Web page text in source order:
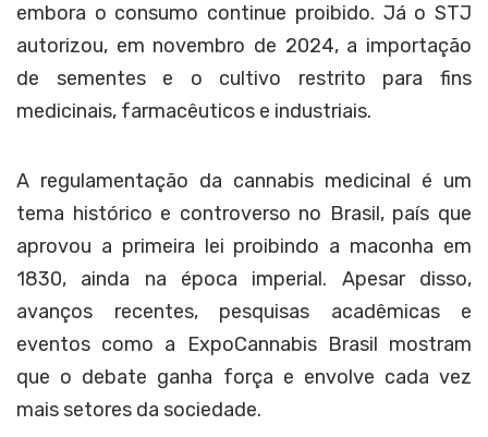
embora o consumo continue proibido. Já o STJ
autorizou, em novembro de 2024, a importação
de sementes e o cultivo restrito para fins
medicinais, farmacêuticos e industriais.
A regulamentação da cannabis medicinal é um
tema histórico e controverso no Brasil, país que
aprovou a primeira lei proibindo a maconha em
1830, ainda na época imperial. Apesar disso,
avanços recentes, pesquisas acadêmicas e
eventos como a ExpoCannabis Brasil mostram
que o debate ganha força e envolve cada vez
mais setores da sociedade.